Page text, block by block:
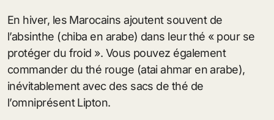
En hiver, les Marocains ajoutent souvent de
l’absinthe (chiba en arabe) dans leur thé « pour se
protéger du froid ». Vous pouvez également
commander du thé rouge (atai ahmar en arabe),
inévitablement avec des sacs de thé de
l’omniprésent Lipton.